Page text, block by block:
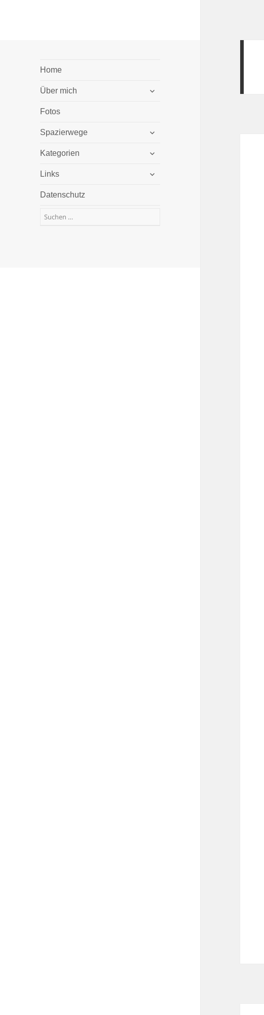
Home
Über mich
untermenü
Fotos
Spazierwege
untermenü
Kategorien
untermenü
Links
untermenü
Datenschutz
Suchen